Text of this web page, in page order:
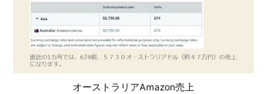
オーストラリアAmazon売上